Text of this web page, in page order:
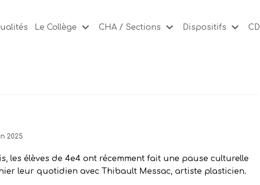
Le Collège CHA / Sections Dispositifs CDI
2025
les élèves de 4e4 ont récemment fait une pause culturelle
leur quotidien avec Thibault Messac, artiste plasticien.